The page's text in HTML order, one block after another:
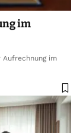
im
im